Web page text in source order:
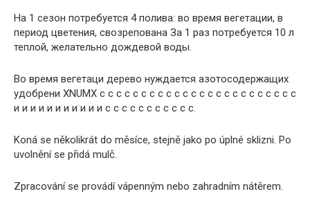
На 1 сезон потребуется 4 полива: во время вегетации, в
период цветения, свозрепована За 1 раз потребуется 10 л
теплой, желательно дождевой воды.
Во время вегетаци дерево нуждается азотосодержащих
удобрени XNUMX с с с с с с с с с с с с с с с с с с с с с с с с
и и и и и и и и и и и с с с с с с с с с с с.
Koná se několikrát do měsíce, stejně jako po úplné sklizni. Po
uvolnění se přidá mulč.
Zpracování se provádí vápenným nebo zahradním nátěrem.